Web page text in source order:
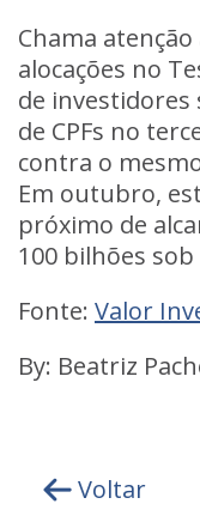
Chama
alocações no
de investidores
de CPFs no
contra o
Em outubro,
próximo de
100 bilhões
Fonte: Valor
By: Beatriz
Voltar